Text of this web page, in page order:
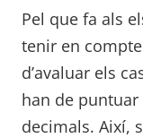
Pel que fa als
tenir en compte
d’avaluar els
han de puntuar
decimals. Així,